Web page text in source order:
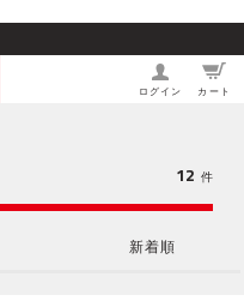
ログイン カート
新着順
12 件